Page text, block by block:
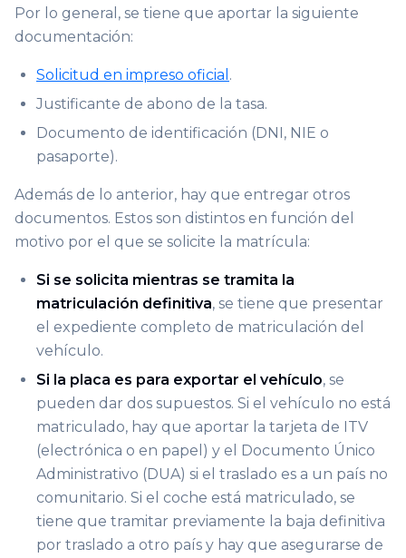
Por lo general, se tiene que aportar la siguiente
documentación:
Solicitud en impreso oficial .
Justificante de abono de la tasa.
Documento de identificación (DNI, NIE o
pasaporte).
Además de lo anterior, hay que entregar otros
documentos. Estos son distintos en función del
motivo por el que se solicite la matrícula:
Si se solicita mientras se tramita la
matriculación definitiva, se tiene que presentar
el expediente completo de matriculación del
vehículo.
Si la placa es para exportar el vehículo, se
pueden dar dos supuestos. Si el vehículo no está
matriculado, hay que aportar la tarjeta de ITV
(electrónica o en papel) y el Documento Único
Administrativo (DUA) si el traslado es a un país no
comunitario. Si el coche está matriculado, se
tiene que tramitar previamente la baja definitiva
por traslado a otro país y hay que asegurarse de